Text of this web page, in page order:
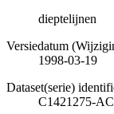
dieptelijnen
Versiedatum
1998-03-19
Dataset(serie)
C1421275-